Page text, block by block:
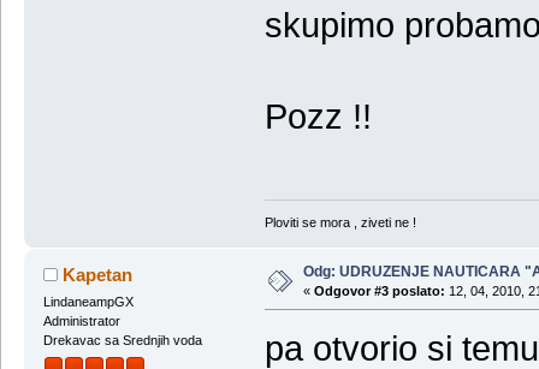
skupimo
Pozz !!
Ploviti se mora , ziveti ne !
Kapetan
LindaneampGX
Administrator
Drekavac sa Srednjih voda
Odg: UDRUZENJE NAUTICARA
« Odgovor #3 poslato: 12, 04, 2010,
pa otvorio si